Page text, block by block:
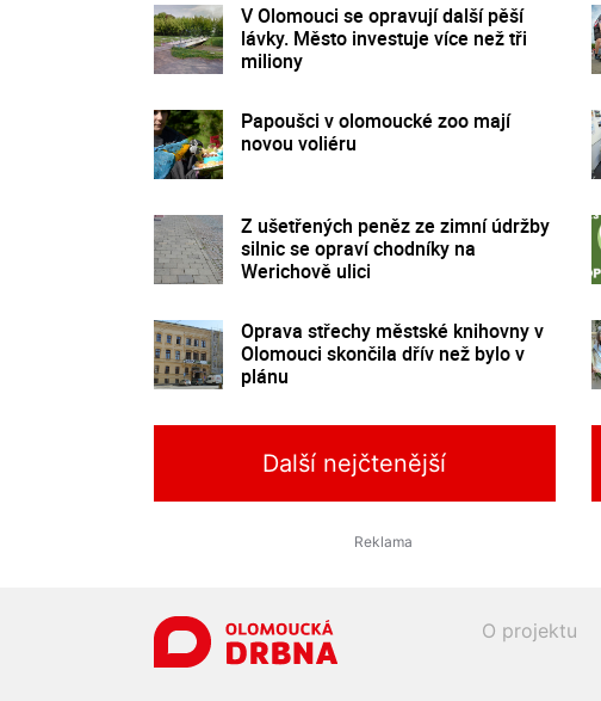
V Olomouci se opravují další pěší
lávky. Město investuje více než tři
miliony
Papoušci v olomoucké zoo mají
novou voliéru
Z ušetřených peněz ze zimní údržby
silnic se opraví chodníky na
Werichově ulici
Oprava střechy městské knihovny v
Olomouci skončila dřív než bylo v
plánu
Další nejčtenější
O projektu